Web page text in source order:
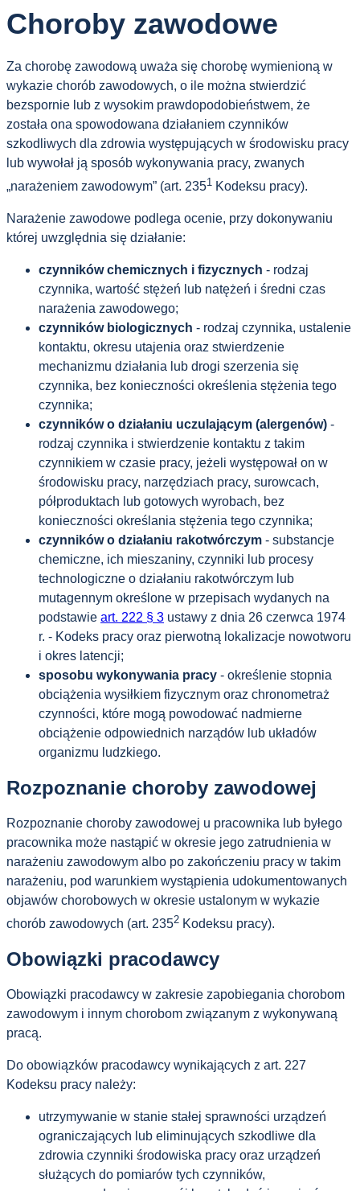
Choroby zawodowe
Za chorobę zawodową uważa się chorobę wymienioną w
wykazie chorób zawodowych, o ile można stwierdzić
bezspornie lub z wysokim prawdopodobieństwem, że
została ona spowodowana działaniem czynników
szkodliwych dla zdrowia występujących w środowisku pracy
lub wywołał ją sposób wykonywania pracy, zwanych
„narażeniem zawodowym” (art. 2351 Kodeksu pracy).
Narażenie zawodowe podlega ocenie, przy dokonywaniu
której uwzględnia się działanie:
czynników chemicznych i fizycznych - rodzaj
czynnika, wartość stężeń lub natężeń i średni czas
narażenia zawodowego;
czynników biologicznych - rodzaj czynnika, ustalenie
kontaktu, okresu utajenia oraz stwierdzenie
mechanizmu działania lub drogi szerzenia się
czynnika, bez konieczności określenia stężenia tego
czynnika;
czynników o działaniu uczulającym (alergenów) -
rodzaj czynnika i stwierdzenie kontaktu z takim
czynnikiem w czasie pracy, jeżeli występował on w
środowisku pracy, narzędziach pracy, surowcach,
półproduktach lub gotowych wyrobach, bez
konieczności określania stężenia tego czynnika;
czynników o działaniu rakotwórczym - substancje
chemiczne, ich mieszaniny, czynniki lub procesy
technologiczne o działaniu rakotwórczym lub
mutagennym określone w przepisach wydanych na
podstawie art. 222 § 3 ustawy z dnia 26 czerwca 1974
r. - Kodeks pracy oraz pierwotną lokalizacje nowotworu
i okres latencji;
sposobu wykonywania pracy - określenie stopnia
obciążenia wysiłkiem fizycznym oraz chronometraż
czynności, które mogą powodować nadmierne
obciążenie odpowiednich narządów lub układów
organizmu ludzkiego.
Rozpoznanie choroby zawodowej
Rozpoznanie choroby zawodowej u pracownika lub byłego
pracownika może nastąpić w okresie jego zatrudnienia w
narażeniu zawodowym albo po zakończeniu pracy w takim
narażeniu, pod warunkiem wystąpienia udokumentowanych
objawów chorobowych w okresie ustalonym w wykazie
chorób zawodowych (art. 2352 Kodeksu pracy).
Obowiązki pracodawcy
Obowiązki pracodawcy w zakresie zapobiegania chorobom
zawodowym i innym chorobom związanym z wykonywaną
pracą.
Do obowiązków pracodawcy wynikających z art. 227
Kodeksu pracy należy:
utrzymywanie w stanie stałej sprawności urządzeń
ograniczających lub eliminujących szkodliwe dla
zdrowia czynniki środowiska pracy oraz urządzeń
służących do pomiarów tych czynników,